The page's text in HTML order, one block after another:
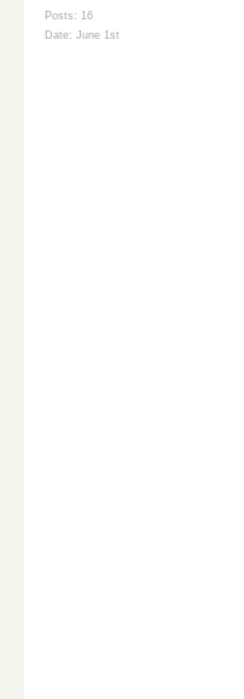
Posts: 16
Date: June 1st